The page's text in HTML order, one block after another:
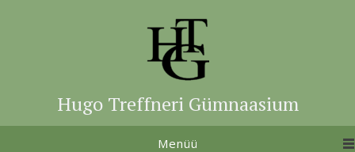
Hugo Treffneri Gümnaasium
Menüü